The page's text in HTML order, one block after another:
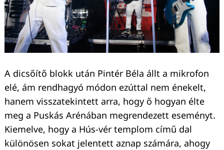
A dicsőítő blokk után Pintér Béla állt a mikrofon
elé, ám rendhagyó módon ezúttal nem énekelt,
hanem visszatekintett arra, hogy ő hogyan élte
meg a Puskás Arénában megrendezett eseményt.
Kiemelve, hogy a Hús-vér templom című dal
különösen sokat jelentett aznap számára, ahogy